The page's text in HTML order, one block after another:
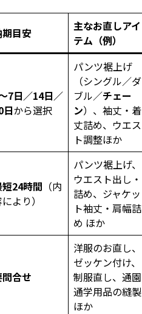
目安
主なお直しアイ
テム（例）
7日／14日／
日から選択
パンツ裾上げ
（シングル／ダ
ブル／チェー
ン）、袖丈・着
丈詰め、ウエス
ト調整ほか
短24時間 （内
より）
パンツ裾上げ、
ウエスト出し・
詰め、ジャケッ
ト袖丈・肩幅詰
め ほか
問合せ
洋服のお直し、
ゼッケン付け、
制服直し、通園
通学用品の縫製
ほか